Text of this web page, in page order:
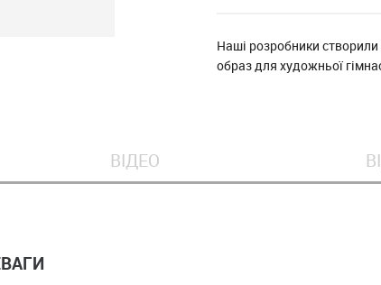
Наші розробники
образ для художньої
ВІДЕО